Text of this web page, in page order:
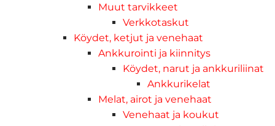
Muut tarvikkeet
Verkkotaskut
Köydet, ketjut ja venehaat
Ankkurointi ja kiinnitys
Köydet, narut ja ankkuriliinat
Ankkurikelat
Melat, airot ja venehaat
Venehaat ja koukut